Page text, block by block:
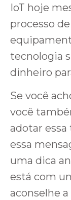
IoT hoje
processo
tecnologia
dinheiro
Se você
você
adotar
essa
uma dica
está com
aconselhe